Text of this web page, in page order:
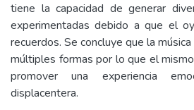
tiene la capacidad de generar
experimentadas debido a que el
recuerdos. Se concluye que la
múltiples formas por lo que el
promover una experiencia
displacentera.